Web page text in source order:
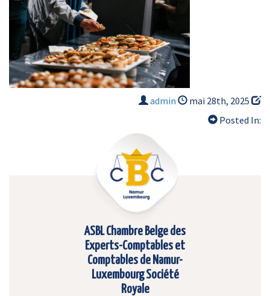
admin
mai 28th, 2025
Posted In:
ASBL Chambre Belge des
Experts-Comptables et
Comptables de Namur-
Luxembourg Société
Royale